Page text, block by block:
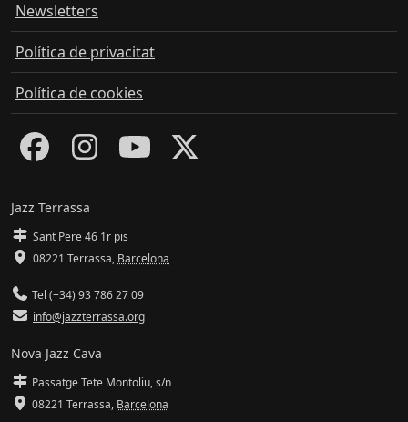
Newsletters
Política de privacitat
Política de cookies
Jazz Terrassa
Sant Pere 46 1r pis
08221 Terrassa, Barcelona
Tel (+34) 93 786 27 09
info@jazzterrassa.org
Nova Jazz Cava
Passatge Tete Montoliu, s/n
08221 Terrassa, Barcelona